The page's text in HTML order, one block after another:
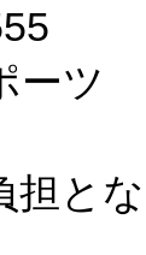
ー
担と